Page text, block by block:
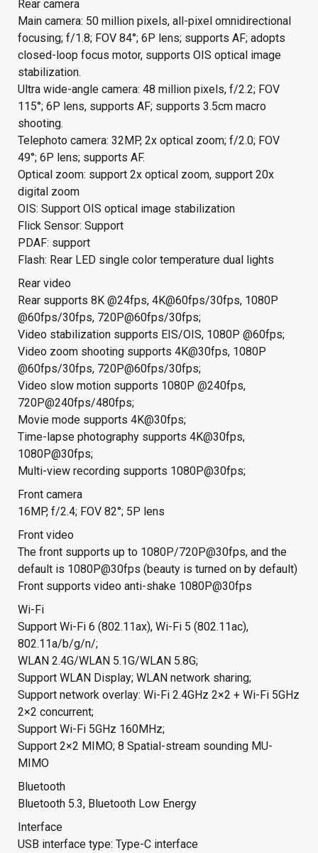
Rear camera
Main camera: 50 million pixels, all-pixel omnidirectional
focusing; f/1.8; FOV 84°; 6P lens; supports AF; adopts
closed-loop focus motor, supports OIS optical image
stabilization.
Ultra wide-angle camera: 48 million pixels, f/2.2; FOV
115°; 6P lens, supports AF; supports 3.5cm macro
shooting.
Telephoto camera: 32MP, 2x optical zoom; f/2.0; FOV
49°; 6P lens; supports AF.
Optical zoom: support 2x optical zoom, support 20x
digital zoom
OIS: Support OIS optical image stabilization
Flick Sensor: Support
PDAF: support
Flash: Rear LED single color temperature dual lights
Rear video
Rear supports 8K @24fps, 4K@60fps/30fps, 1080P
@60fps/30fps, 720P@60fps/30fps;
Video stabilization supports EIS/OIS, 1080P @60fps;
Video zoom shooting supports 4K@30fps, 1080P
@60fps/30fps, 720P@60fps/30fps;
Video slow motion supports 1080P @240fps,
720P@240fps/480fps;
Movie mode supports 4K@30fps;
Time-lapse photography supports 4K@30fps,
1080P@30fps;
Multi-view recording supports 1080P@30fps;
Front camera
16MP, f/2.4; FOV 82°; 5P lens
Front video
The front supports up to 1080P/720P@30fps, and the
default is 1080P@30fps (beauty is turned on by default)
Front supports video anti-shake 1080P@30fps
Wi-Fi
Support Wi-Fi 6 (802.11ax), Wi-Fi 5 (802.11ac),
802.11a/b/g/n/;
WLAN 2.4G/WLAN 5.1G/WLAN 5.8G;
Support WLAN Display; WLAN network sharing;
Support network overlay: Wi-Fi 2.4GHz 2×2 + Wi-Fi 5GHz
2×2 concurrent;
Support Wi-Fi 5GHz 160MHz;
Support 2×2 MIMO; 8 Spatial-stream sounding MU-
MIMO
Bluetooth
Bluetooth 5.3, Bluetooth Low Energy
Interface
USB interface type: Type-C interface